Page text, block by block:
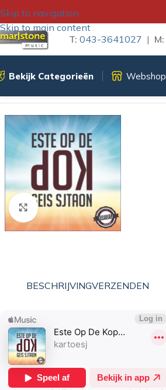
Skip to navigation
Skip to main content
T: 043-3641027 | M:
Bekijk Categorieën Webshop
Klik om te vergroten
BESCHRIJVINGVERZENDEN